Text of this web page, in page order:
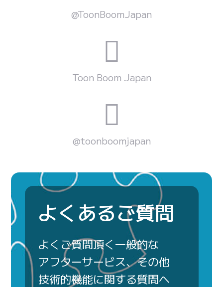
@ToonBoomJapan
Toon Boom Japan
@toonboomjapan
よくあるご質問
よく ご質問頂く一般的な
アフターサービス、その他
技術的機能に関する質問へ